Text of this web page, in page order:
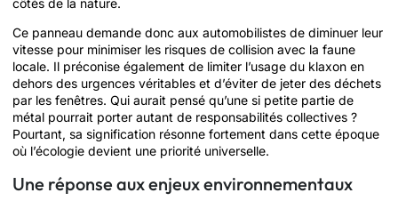
Ce panneau demande donc aux automobilistes de diminuer leur
vitesse pour minimiser les risques de collision avec la faune
locale. Il préconise également de limiter l’usage du klaxon en
dehors des urgences véritables et d’éviter de jeter des déchets
par les fenêtres. Qui aurait pensé qu’une si petite partie de
métal pourrait porter autant de responsabilités collectives ?
Pourtant, sa signification résonne fortement dans cette époque
où l’écologie devient une priorité universelle.
Une réponse aux enjeux environnementaux